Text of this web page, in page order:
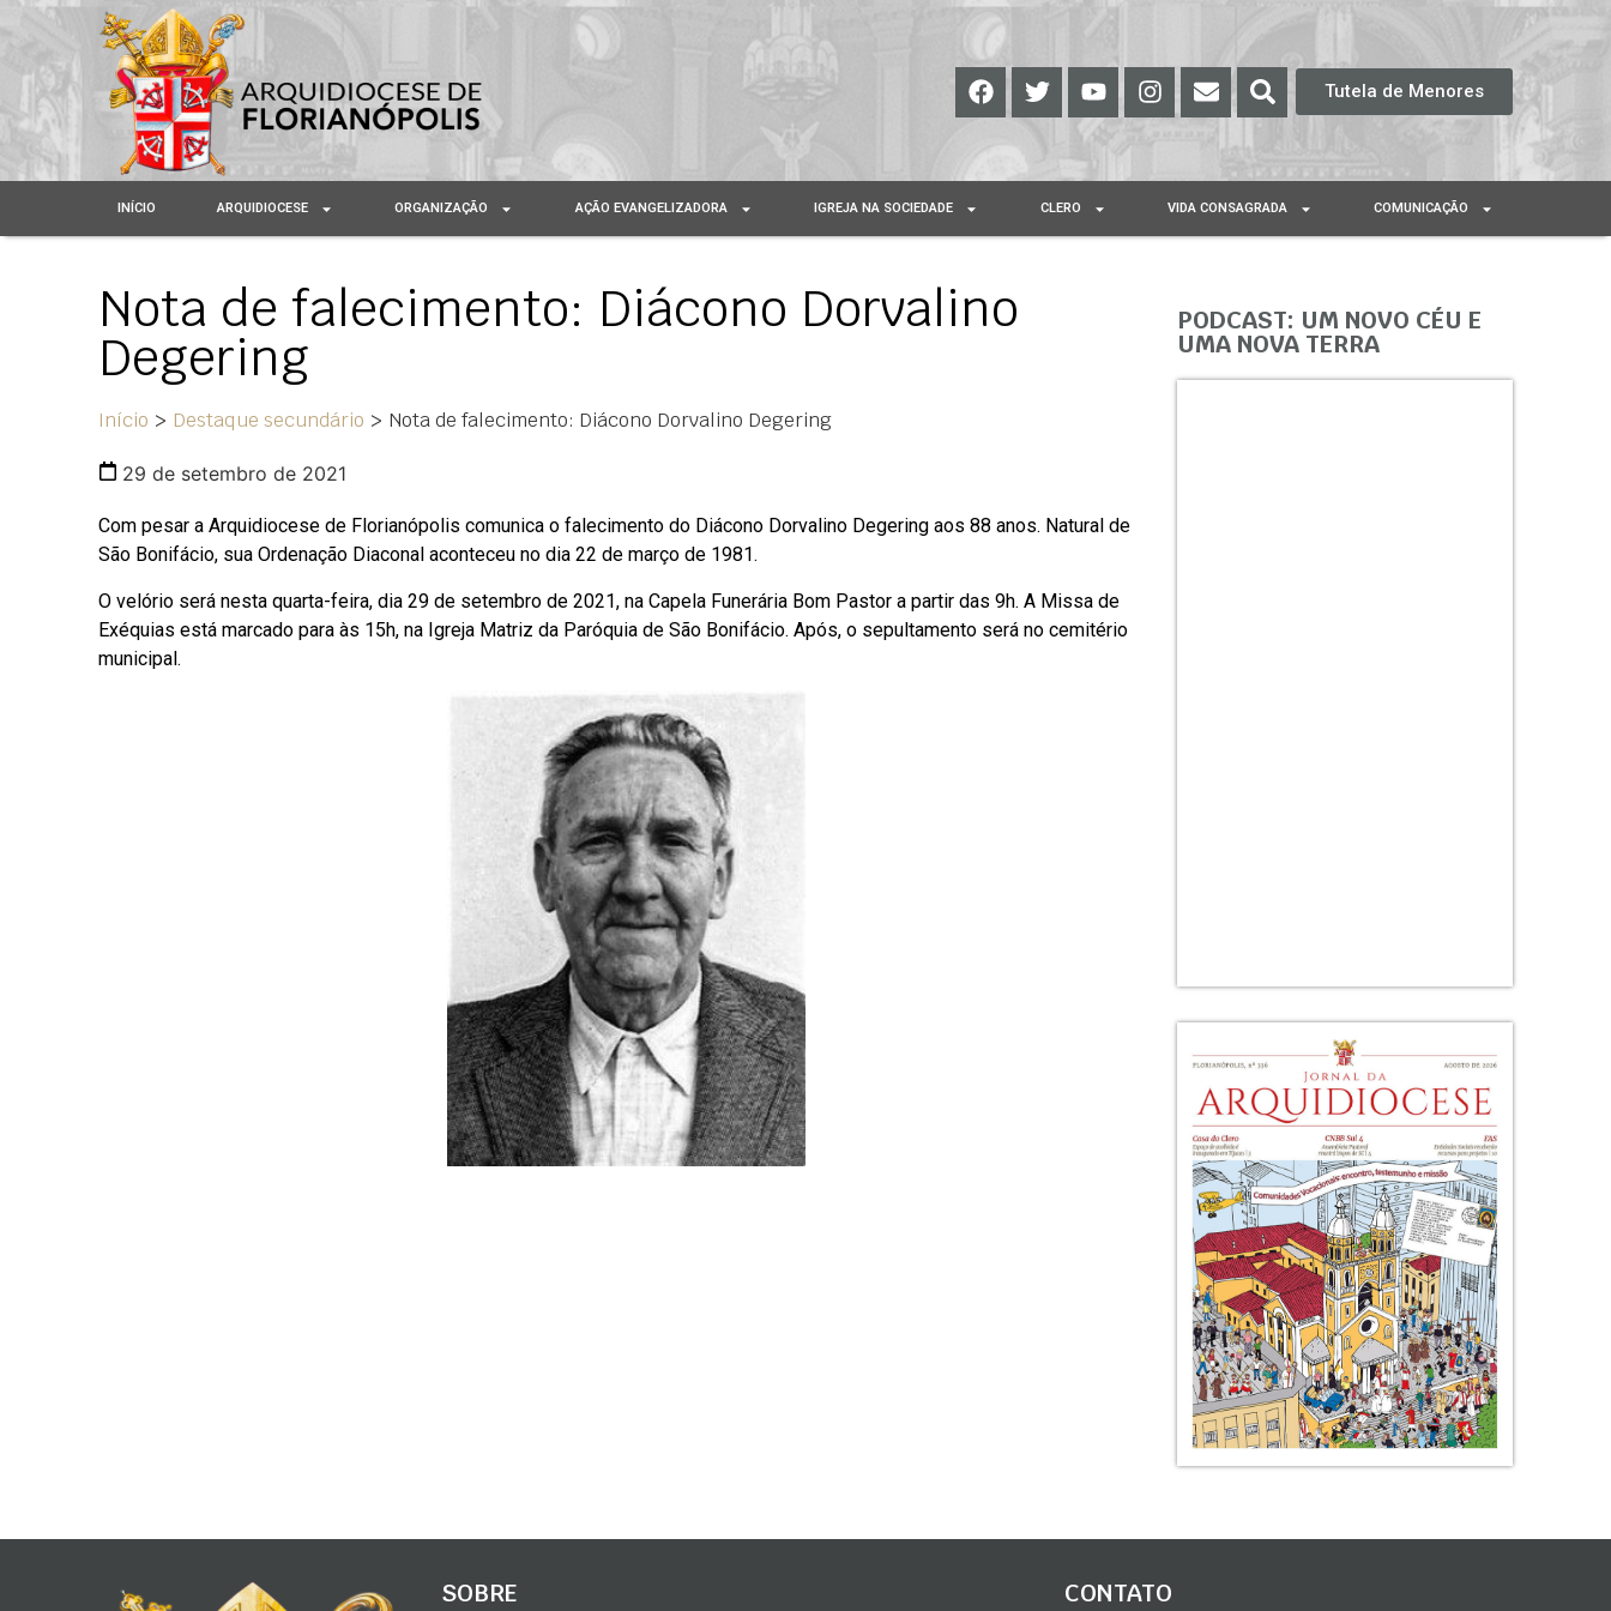
Tutela de Menores
INÍCIO ARQUIDIOCESE ORGANIZAÇÃO AÇÃO EVANGELIZADORA IGREJA NA SOCIEDADE CLERO VIDA CONSAGRADA COMUNICAÇÃO
Nota de falecimento: Diácono Dorvalino
Degering
Início > Destaque secundário > Nota de falecimento: Diácono Dorvalino Degering
29 de setembro de 2021
Com pesar a Arquidiocese de Florianópolis comunica o falecimento do Diácono Dorvalino Degering aos 88 anos. Natural de
São Bonifácio, sua Ordenação Diaconal aconteceu no dia 22 de março de 1981.
O velório será nesta quarta-feira, dia 29 de setembro de 2021, na Capela Funerária Bom Pastor a partir das 9h. A Missa de
Exéquias está marcado para às 15h, na Igreja Matriz da Paróquia de São Bonifácio. Após, o sepultamento será no cemitério
municipal.
PODCAST: UM NOVO CÉU E
UMA NOVA TERRA
SOBRE CONTATO